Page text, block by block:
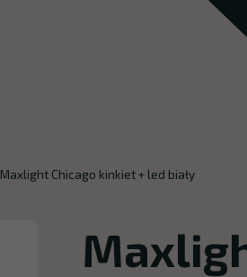
Maxlight Chicago kinkiet + led biały